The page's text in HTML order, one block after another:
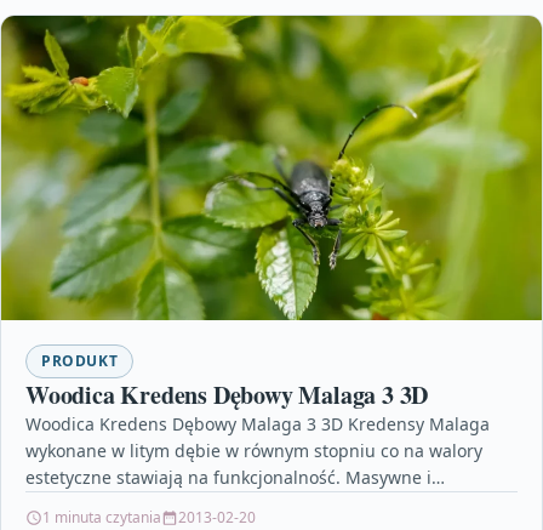
PRODUKT
Woodica Kredens Dębowy Malaga 3 3D
Woodica Kredens Dębowy Malaga 3 3D Kredensy Malaga
wykonane w litym dębie w równym stopniu co na walory
estetyczne stawiają na funkcjonalność. Masywne i…
1 minuta czytania 2013-02-20